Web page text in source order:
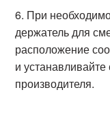
При
держатель для
расположение
и устанавливайте
производителя.